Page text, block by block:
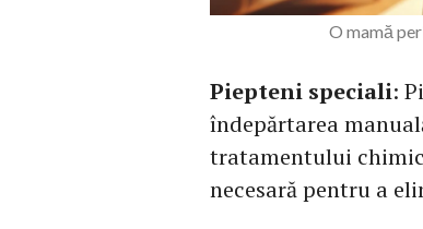
O mamă
Piepteni speciali:
îndepărtarea
tratamentului
necesară pentru a